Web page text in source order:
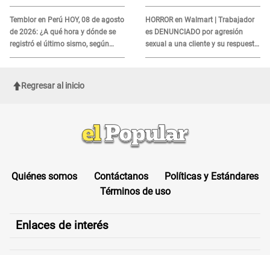
Temblor en Perú HOY, 08 de agosto
de 2026: ¿A qué hora y dónde se
registró el último sismo, según
IGP?
relacionado a un producto MUY
UTILIZADO
HORROR en Walmart | Trabajador
es DENUNCIADO por agresión
sexual a una cliente y su respuesta
INDIGNÓ A TODOS
Regresar al inicio
Quiénes somos Contáctanos
Políticas y Estándares
Términos de uso
Enlaces de interés